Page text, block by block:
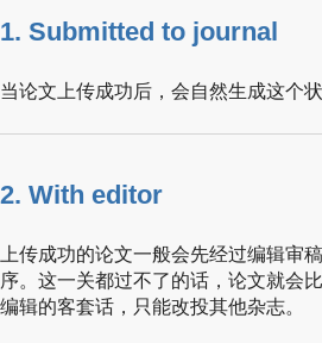
1. Submitted to journal
当论文上传成功后，会自然生成这个
2. With editor
上传成功的论文一般会先经过编辑审
序。这一关都过不了的话，论文就会
编辑的客套话，只能改投其他杂志。